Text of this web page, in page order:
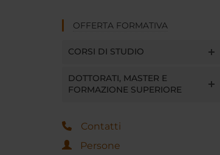
OFFERTA FORMATIVA
CORSI DI STUDIO
DOTTORATI, MASTER E
FORMAZIONE SUPERIORE
Contatti
Persone